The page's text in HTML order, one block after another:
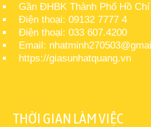
Gần ĐHBK Thành Phố Hồ
Điện thoại: 09132 7777 4
Điện thoại: 033 607.4200
Email:
https://giasunhatquang.vn
THỜI GIAN LÀM VIỆC